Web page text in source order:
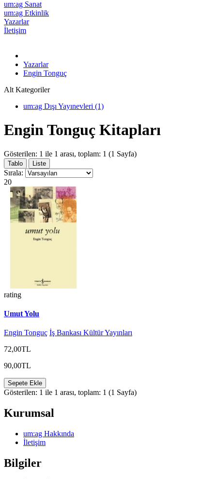
um:ag Sanat
um:ag Etkinlik
Yazarlar
İletişim
Yazarlar
Engin Tonguç
Alt Kategoriler
um:ag Dışı Yayınevleri (1)
Engin Tonguç Kitapları
Gösterilen: 1 ile 1 arası, toplam: 1 (1 Sayfa)
Tablo Liste
Sırala:
20
rating
Umut Yolu
Engin Tonguç İş Bankası Kültür Yayınları
72,00TL
90,00TL
Sepete Ekle
Gösterilen: 1 ile 1 arası, toplam: 1 (1 Sayfa)
Kurumsal
um:ag Hakkında
İletişim
Bilgiler